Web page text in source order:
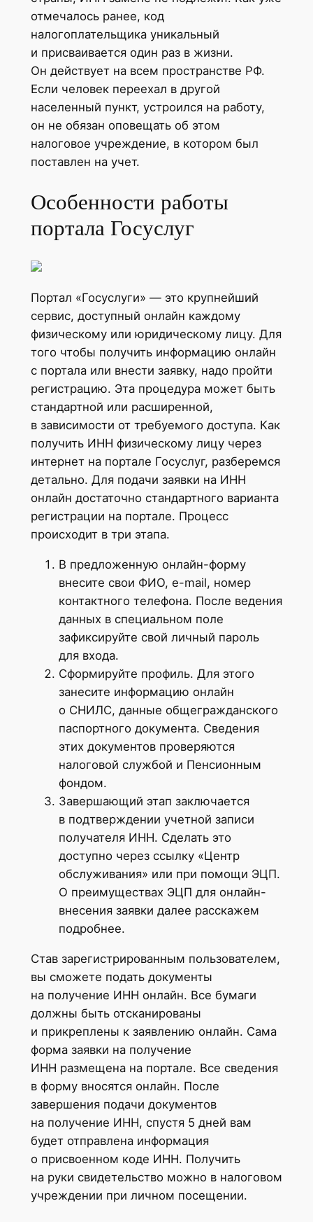
отмечалось ранее, код
налогоплательщика уникальный
и присваивается один раз в жизни.
Он действует на всем пространстве РФ.
Если человек переехал в другой
населенный пункт, устроился на работу,
он не обязан оповещать об этом
налоговое учреждение, в котором был
поставлен на учет.
Особенности работы
портала Госуслуг
Портал «Госуслуги» — это крупнейший
сервис, доступный онлайн каждому
физическому или юридическому лицу. Для
того чтобы получить информацию онлайн
с портала или внести заявку, надо пройти
регистрацию. Эта процедура может быть
стандартной или расширенной,
в зависимости от требуемого доступа. Как
получить ИНН физическому лицу через
интернет на портале Госуслуг, разберемся
детально. Для подачи заявки на ИНН
онлайн достаточно стандартного варианта
регистрации на портале. Процесс
происходит в три этапа.
В предложенную онлайн-форму
внесите свои ФИО, e-mail, номер
контактного телефона. После ведения
данных в специальном поле
зафиксируйте свой личный пароль
для входа.
Сформируйте профиль. Для этого
занесите информацию онлайн
о СНИЛС, данные общегражданского
паспортного документа. Сведения
этих документов проверяются
налоговой службой и Пенсионным
фондом.
Завершающий этап заключается
в подтверждении учетной записи
получателя ИНН. Сделать это
доступно через ссылку «Центр
обслуживания» или при помощи ЭЦП.
О преимуществах ЭЦП для онлайн-
внесения заявки далее расскажем
подробнее.
Став зарегистрированным пользователем,
вы сможете подать документы
на получение ИНН онлайн. Все бумаги
должны быть отсканированы
и прикреплены к заявлению онлайн. Сама
форма заявки на получение
ИНН размещена на портале. Все сведения
в форму вносятся онлайн. После
завершения подачи документов
на получение ИНН, спустя 5 дней вам
будет отправлена информация
о присвоенном коде ИНН. Получить
на руки свидетельство можно в налоговом
учреждении при личном посещении.